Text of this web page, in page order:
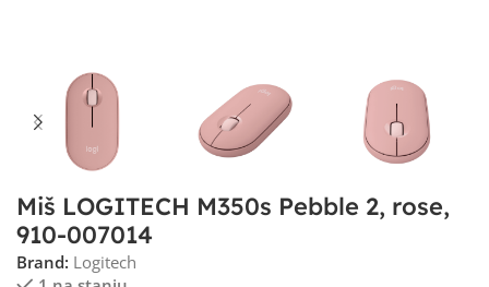
Miš LOGITECH M350s Pebble 2, rose,
910-007014
Brand: Logitech